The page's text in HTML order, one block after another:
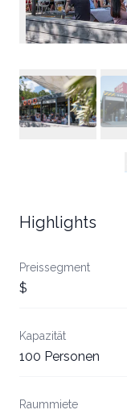
Highlights
Preissegment
$
Kapazität
100 Personen
Raummiete